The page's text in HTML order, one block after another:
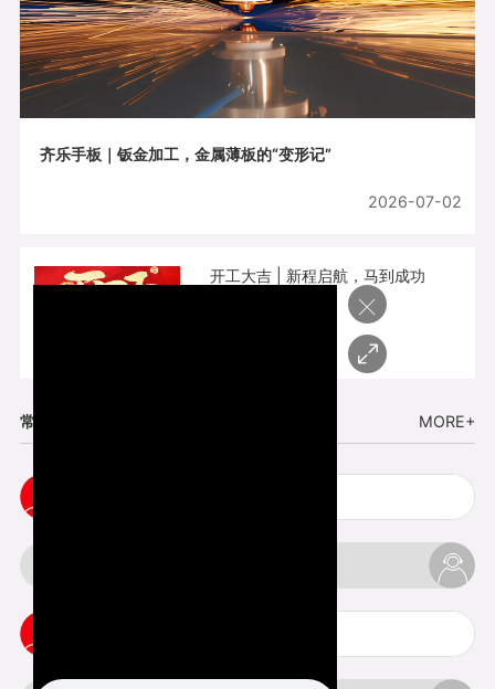
齐乐手板｜钣金加工，金属薄板的“变形记”
2026-07-02
开工大吉 | 新程启航，马到成功
常见问题 MORE+
×